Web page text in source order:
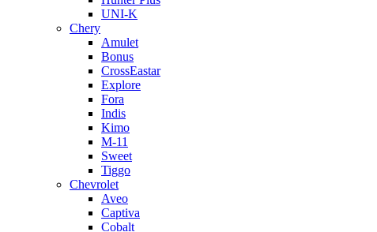
UNI-K
Chery
Amulet
Bonus
CrossEastar
Explore
Fora
Indis
Kimo
M-11
Sweet
Tiggo
Chevrolet
Aveo
Captiva
Cobalt